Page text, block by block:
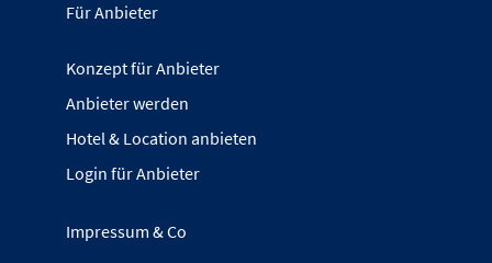
Für Anbieter
Konzept für Anbieter
Anbieter werden
Hotel & Location anbieten
Login für Anbieter
Impressum & Co